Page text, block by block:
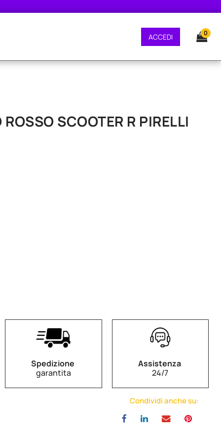
ACCEDI 0
SCOOTER R PIRELLI
Spedizione
garantita
Assistenza
24/7
Condividi anche su: